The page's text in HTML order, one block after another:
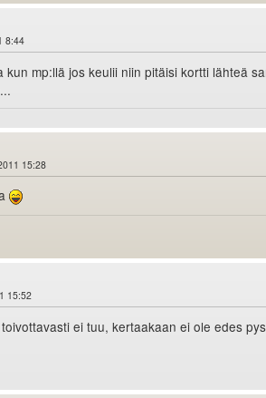
8:44
kun mp:llä jos keulii niin pitäisi kortti lähteä
15:28
15:52
ei tuu, kertaakaan ei ole edes